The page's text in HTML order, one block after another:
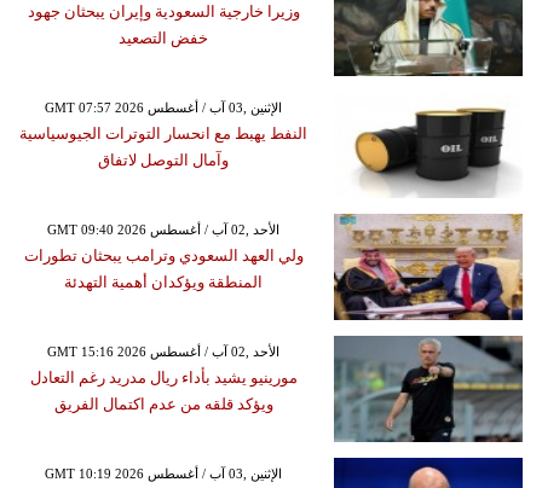
وزيرا خارجية السعودية وإيران يبحثان جهود
خفض التصعيد
GMT 07:57 2026 الإثنين ,03 آب / أغسطس
النفط يهبط مع انحسار التوترات الجيوسياسية
وآمال التوصل لاتفاق
GMT 09:40 2026 الأحد ,02 آب / أغسطس
ولي العهد السعودي وترامب يبحثان تطورات
المنطقة ويؤكدان أهمية التهدئة
GMT 15:16 2026 الأحد ,02 آب / أغسطس
مورينيو يشيد بأداء ريال مدريد رغم التعادل
ويؤكد قلقه من عدم اكتمال الفريق
GMT 10:19 2026 الإثنين ,03 آب / أغسطس